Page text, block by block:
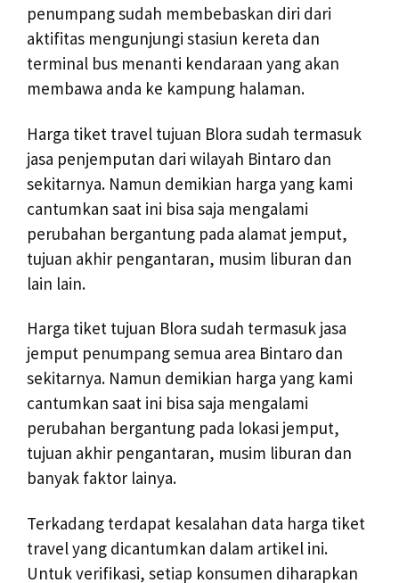
penumpang sudah membebaskan diri dari
aktifitas mengunjungi stasiun kereta dan
terminal bus menanti kendaraan yang akan
membawa anda ke kampung halaman.
Harga tiket travel tujuan Blora sudah termasuk
jasa penjemputan dari wilayah Bintaro dan
sekitarnya. Namun demikian harga yang kami
cantumkan saat ini bisa saja mengalami
perubahan bergantung pada alamat jemput,
tujuan akhir pengantaran, musim liburan dan
lain lain.
Harga tiket tujuan Blora sudah termasuk jasa
jemput penumpang semua area Bintaro dan
sekitarnya. Namun demikian harga yang kami
cantumkan saat ini bisa saja mengalami
perubahan bergantung pada lokasi jemput,
tujuan akhir pengantaran, musim liburan dan
banyak faktor lainya.
Terkadang terdapat kesalahan data harga tiket
travel yang dicantumkan dalam artikel ini.
Untuk verifikasi, setiap konsumen diharapkan